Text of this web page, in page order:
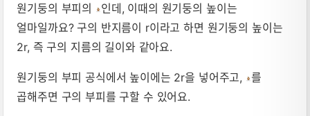
원기둥의 부피의
인데, 이때의 원기둥의 높이는
얼마일까요? 구의 반지름이 r이라고 하면 원기둥의 높이는
2r, 즉 구의 지름의 길이와 같아요.
원기둥의 부피 공식에서 높이에는 2r을 넣어주고,
를
곱해주면 구의 부피를 구할 수 있어요.